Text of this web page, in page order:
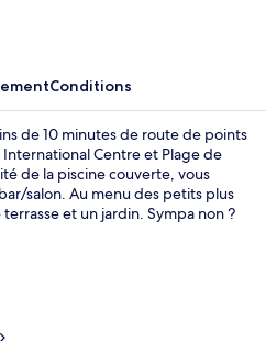
Conditions
de 10 minutes de route de points
Centre et Plage de
de la piscine couverte, vous
salon. Au menu des petits plus
et un jardin. Sympa non ?